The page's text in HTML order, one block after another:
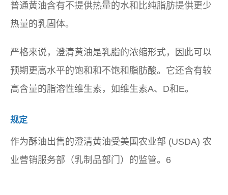
普通黄油含有不提供热量的水和比纯脂肪提供更少
热量的乳固体。
严格来说，澄清黄油是乳脂的浓缩形式，因此可以
预期更高水平的饱和和不饱和脂肪酸。它还含有较
高含量的脂溶性维生素，如维生素A、D和E。
规定
作为酥油出售的澄清黄油受美国农业部 (USDA) 农
业营销服务部（乳制品部门）的监管。6